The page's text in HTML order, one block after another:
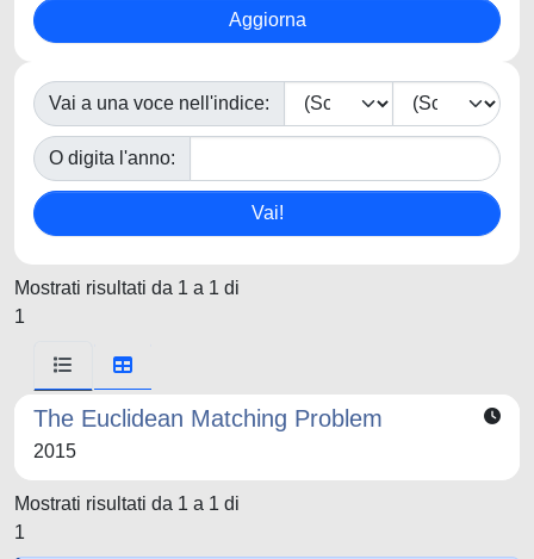
Vai a una voce nell'indice:
O digita l'anno:
Mostrati risultati da 1 a 1 di
1
The Euclidean Matching Problem
2015
Mostrati risultati da 1 a 1 di
1